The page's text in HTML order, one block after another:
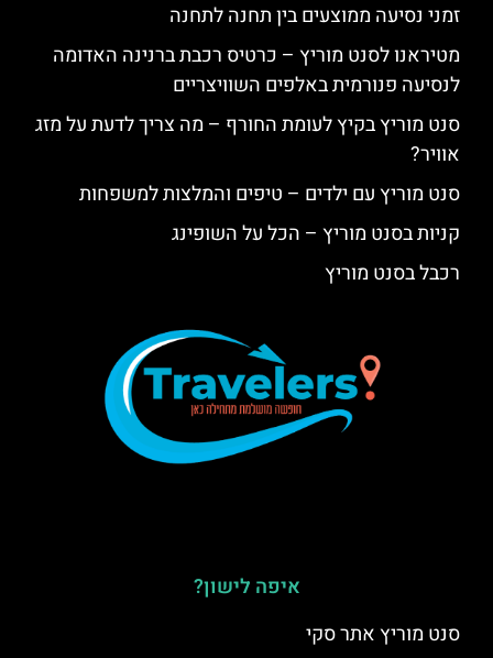
זמני נסיעה ממוצעים בין תחנה לתחנה
מטיראנו לסנט מוריץ – כרטיס רכבת ברנינה האדומה
לנסיעה פנורמית באלפים השוויצריים
סנט מוריץ בקיץ לעומת החורף – מה צריך לדעת על מזג
אוויר?
סנט מוריץ עם ילדים – טיפים והמלצות למשפחות
קניות בסנט מוריץ – הכל על השופינג
רכבל בסנט מוריץ
איפה לישון?
סנט מוריץ אתר סקי